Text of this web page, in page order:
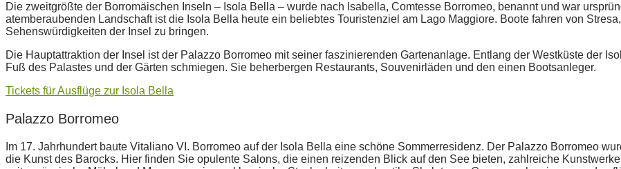
Die zweitgrößte der Borromäischen Inseln – Isola Bella – wurde nach Isabella, Comtesse Borromeo, benannt und war
atemberaubenden Landschaft ist die Isola Bella heute ein beliebtes Touristenziel am Lago Maggiore. Boote fahren von
Sehenswürdigkeiten der Insel zu bringen.
Die Hauptattraktion der Insel ist der Palazzo Borromeo mit seiner faszinierenden Gartenanlage. Entlang der Westküste der
Fuß des Palastes und der Gärten schmiegen. Sie beherbergen Restaurants, Souvenirläden und den einen Bootsanleger.
Tickets für Ausflüge zur Isola Bella
Palazzo Borromeo
Im 17. Jahrhundert baute Vitaliano VI. Borromeo auf der Isola Bella eine schöne Sommerresidenz. Der Palazzo Borromeo
die Kunst des Barocks. Hier finden Sie opulente Salons, die einen reizenden Blick auf den See bieten, zahlreiche